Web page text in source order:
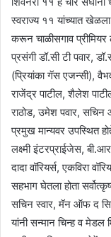
स्वराज्य ११ यांच्यात
करून चाळीसगाव प्रीमियर
प्रसंगी डॉ.सी टी पवार,
(प्रियांका गॅस एजन्सी),
राजेंद्र पाटील, शैलेश
राठोड, उमेश पवार,
प्रमुख मान्यवर उपस्थित
लक्ष्मी इंटरप्राईजेस,
दादा वॉरियर्स, एकविरा
सहभाग घेतला होता
सचिन स्वार, मॅन ऑफ द
यांनी सन्मान चिन्ह व